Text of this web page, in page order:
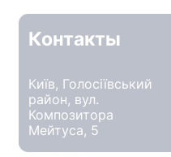
Контакты
Київ, Голосіївський
район, вул.
Композитора
Мейтуса, 5